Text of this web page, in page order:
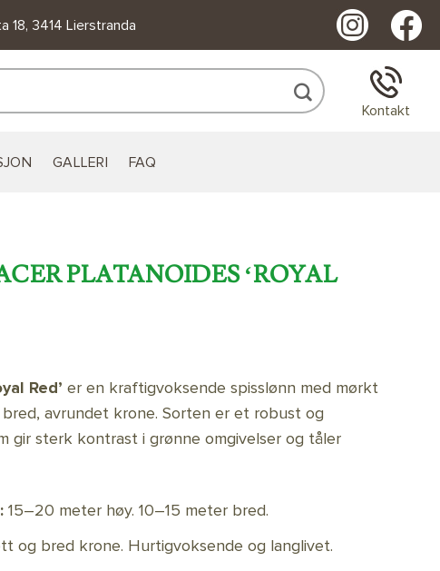
18, 3414 Lierstranda
Kontakt
GALLERI FAQ
PLATANOIDES ‘ROYAL
Red’ er en kraftigvoksende spisslønn med mørkt
avrundet krone. Sorten er et robust og
gir sterk kontrast i grønne omgivelser og tåler
15–20 meter høy. 10–15 meter bred.
og bred krone. Hurtigvoksende og langlivet.